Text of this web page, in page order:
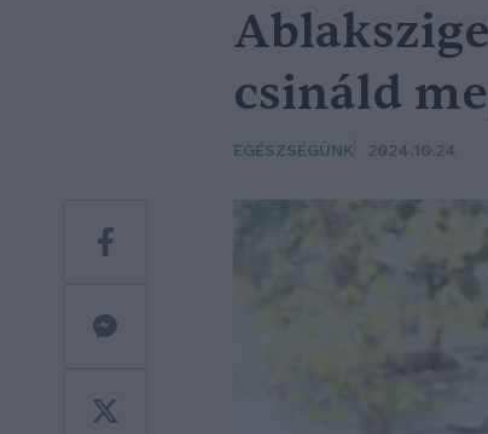
csináld
EGÉSZSÉGÜNK 2024.10.24